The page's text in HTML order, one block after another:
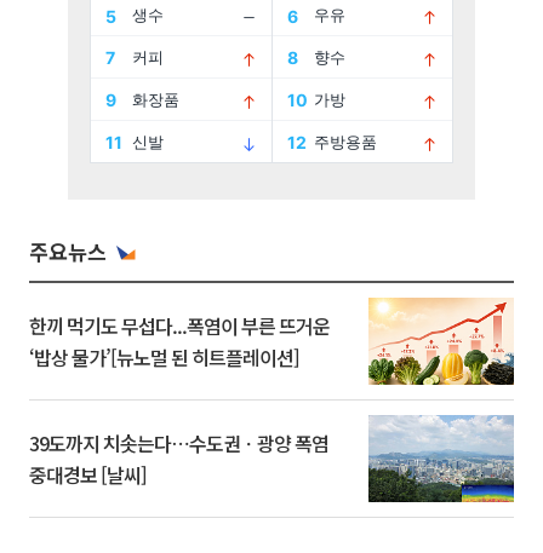
주요뉴스
한끼 먹기도 무섭다...폭염이 부른 뜨거운
‘밥상 물가’[뉴노멀 된 히트플레이션]
39도까지 치솟는다⋯수도권ㆍ광양 폭염
중대경보 [날씨]